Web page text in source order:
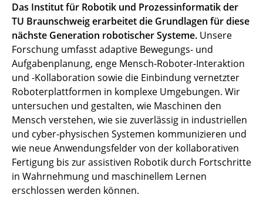
Das Institut für Robotik und Prozessinformatik der
TU Braunschweig erarbeitet die Grundlagen für diese
nächste Generation robotischer Systeme. Unsere
Forschung umfasst adaptive Bewegungs- und
Aufgabenplanung, enge Mensch-Roboter-Interaktion
und -Kollaboration sowie die Einbindung vernetzter
Roboterplattformen in komplexe Umgebungen. Wir
untersuchen und gestalten, wie Maschinen den
Mensch verstehen, wie sie zuverlässig in industriellen
und cyber-physischen Systemen kommunizieren und
wie neue Anwendungsfelder von der kollaborativen
Fertigung bis zur assistiven Robotik durch Fortschritte
in Wahrnehmung und maschinellem Lernen
erschlossen werden können.